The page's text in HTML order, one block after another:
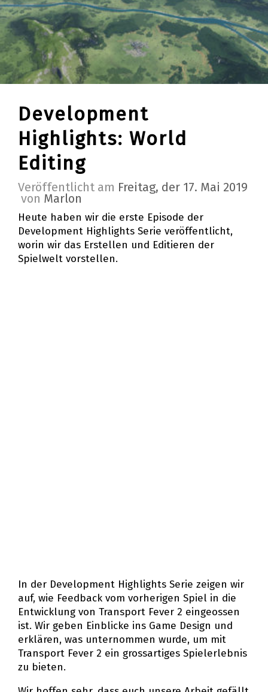
Development
Highlights: World
Editing
Veröffentlicht am Freitag, der 17. Mai 2019
von Marlon
Heute haben wir die erste Episode der
Development Highlights Serie veröffentlicht,
worin wir das Erstellen und Editieren der
Spielwelt vorstellen.
In der Development Highlights Serie zeigen wir
auf, wie Feedback vom vorherigen Spiel in die
Entwicklung von Transport Fever 2 eingeflossen
ist. Wir geben Einblicke ins Game Design und
erklären, was unternommen wurde, um mit
Transport Fever 2 ein grossartiges Spielerlebnis
zu bieten.